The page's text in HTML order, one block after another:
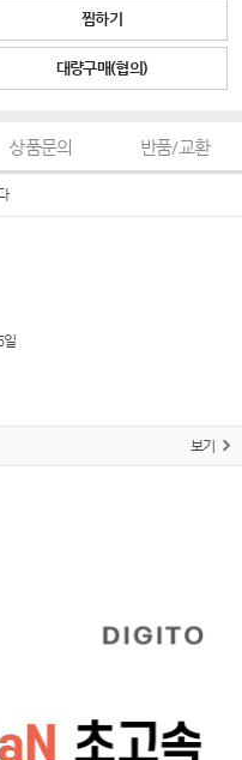
찜하기
대량구매(협의)
상품문의 반품/교환
일
보기